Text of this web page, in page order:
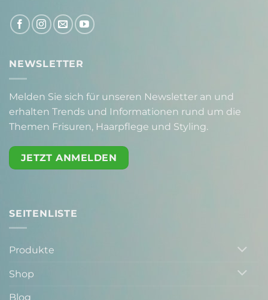
NEWSLETTER
Melden Sie sich für unseren Newsletter an und
erhalten Trends und Informationen rund um die
Themen Frisuren, Haarpflege und Styling.
JETZT ANMELDEN
SEITENLISTE
Produkte
Shop
Blog